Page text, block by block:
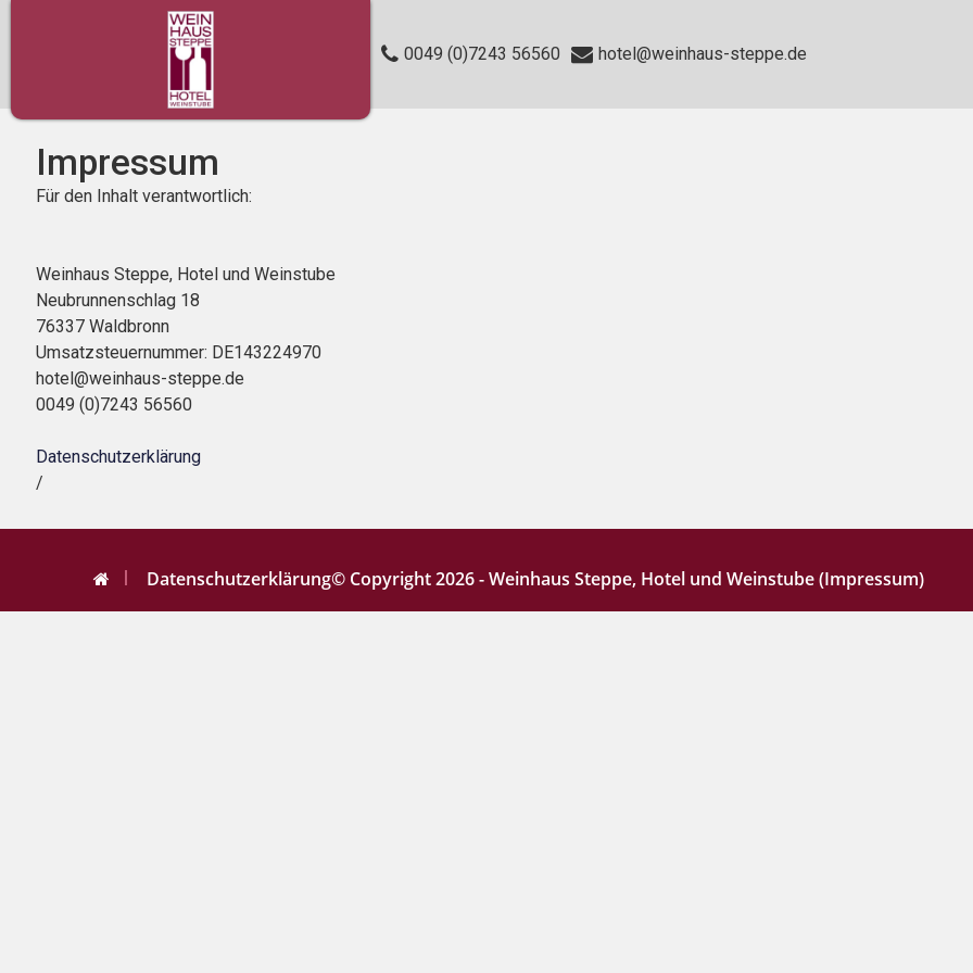
0049 (0)7243 56560 hotel@weinhaus-steppe.de
Impressum
Für den Inhalt verantwortlich:
Weinhaus Steppe, Hotel und Weinstube
Neubrunnenschlag 18
76337 Waldbronn
Umsatzsteuernummer: DE143224970
hotel@weinhaus-steppe.de
0049 (0)7243 56560
Datenschutzerklärung
/
Datenschutzerklärung© Copyright 2026 - Weinhaus Steppe, Hotel und Weinstube (Impressum)